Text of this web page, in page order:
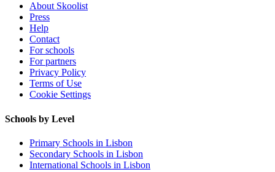
About Skoolist
Press
Help
Contact
For schools
For partners
Privacy Policy
Terms of Use
Cookie Settings
Schools by Level
Primary Schools in Lisbon
Secondary Schools in Lisbon
International Schools in Lisbon